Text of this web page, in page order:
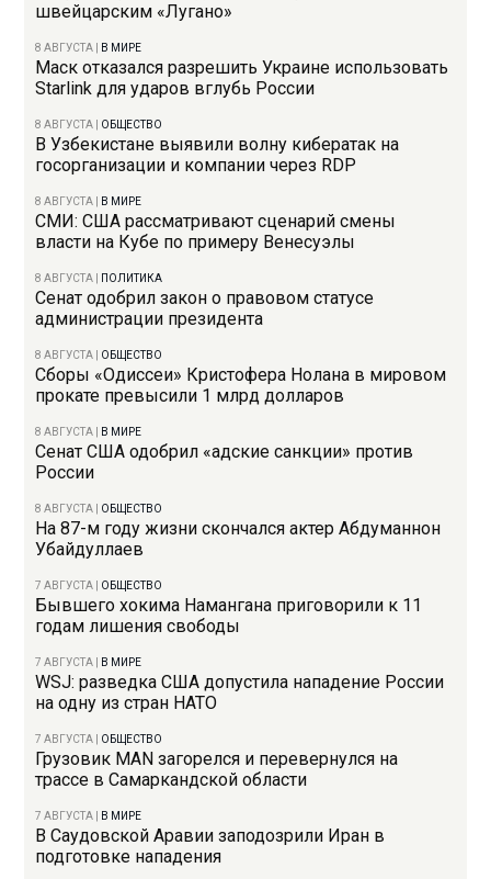
швейцарским «Лугано»
8 АВГУСТА В МИРЕ
Маск отказался разрешить Украине использовать
Starlink для ударов вглубь России
8 АВГУСТА ОБЩЕСТВО
В Узбекистане выявили волну кибератак на
госорганизации и компании через RDP
8 АВГУСТА В МИРЕ
СМИ: США рассматривают сценарий смены
власти на Кубе по примеру Венесуэлы
8 АВГУСТА ПОЛИТИКА
Сенат одобрил закон о правовом статусе
администрации президента
8 АВГУСТА ОБЩЕСТВО
Сборы «Одиссеи» Кристофера Нолана в мировом
прокате превысили 1 млрд долларов
8 АВГУСТА В МИРЕ
Сенат США одобрил «адские санкции» против
России
8 АВГУСТА ОБЩЕСТВО
На 87-м году жизни скончался актер Абдуманнон
Убайдуллаев
7 АВГУСТА ОБЩЕСТВО
Бывшего хокима Намангана приговорили к 11
годам лишения свободы
7 АВГУСТА В МИРЕ
WSJ: разведка США допустила нападение России
на одну из стран НАТО
7 АВГУСТА ОБЩЕСТВО
Грузовик MAN загорелся и перевернулся на
трассе в Самаркандской области
7 АВГУСТА В МИРЕ
В Саудовской Аравии заподозрили Иран в
подготовке нападения